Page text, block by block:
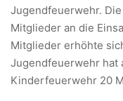
Jugendfeuerwehr.
Mitglieder an die
Mitglieder erhöhte
Jugendfeuerwehr hat
Kinderfeuerwehr 20